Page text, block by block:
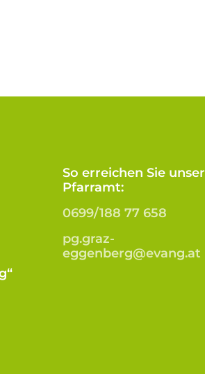
So erreichen Sie unser
Pfarramt:
0699/188 77 658
pg.graz-
eggenberg@evang.at